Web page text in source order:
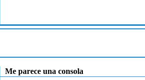
Me parece una consola